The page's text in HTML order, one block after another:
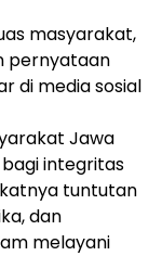
masyarakat,
pernyataan
di media sosial
Jawa
bagi integritas
tuntutan
dan
melayani